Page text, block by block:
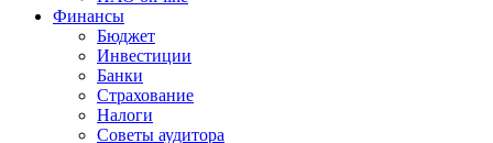
Финансы
Бюджет
Инвестиции
Банки
Страхование
Налоги
Советы аудитора